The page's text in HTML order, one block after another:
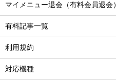
マイメニュー退会（有料会員退会）
有料記事一覧
利用規約
対応機種